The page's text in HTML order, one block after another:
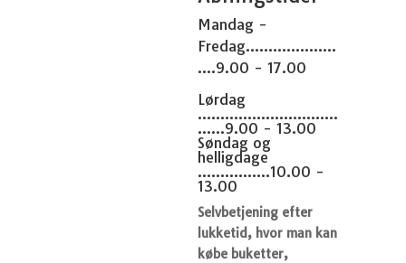
Mandag -
Fredag....................
....9.00 - 17.00
Lørdag
...............................
......9.00 - 13.00
Søndag og
helligdage
................10.00 -
13.00
Selvbetjening efter
lukketid, hvor man kan
købe buketter,